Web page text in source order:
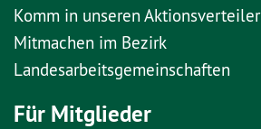
Komm in unseren Aktionsverteiler
Mitmachen im Bezirk
Landesarbeitsgemeinschaften
Für Mitglieder